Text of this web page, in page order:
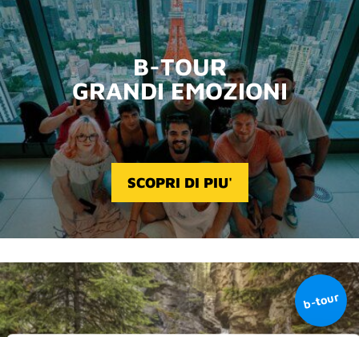
B-TOUR
GRANDI EMOZIONI
SCOPRI DI PIU'